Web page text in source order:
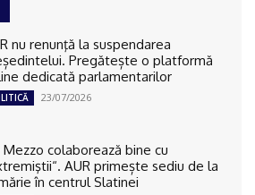
nu renunţă la suspendarea
Pregătește o platformă
dedicată parlamentarilor
23/07/2026
Mezzo colaborează bine cu
AUR primește sediu de la
în centrul Slatinei